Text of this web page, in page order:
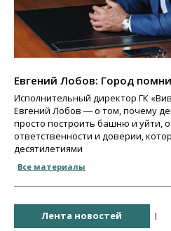
Евгений Лобов: Город
Исполнительный директор ГК
Евгений Лобов ― о том, почему
просто построить башню и уйти,
ответственности и доверии,
десятилетиями
Все материалы
Лента новостей